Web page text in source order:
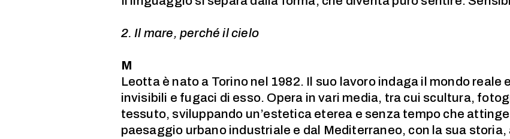
2. Il mare, perché il cielo
M
Leotta è nato a Torino nel 1982. Il suo lavoro indaga il mondo reale
invisibili e fugaci di esso. Opera in vari media, tra cui scultura,
tessuto, sviluppando un’estetica eterea e senza tempo che
paesaggio urbano industriale e dal Mediterraneo, con la sua